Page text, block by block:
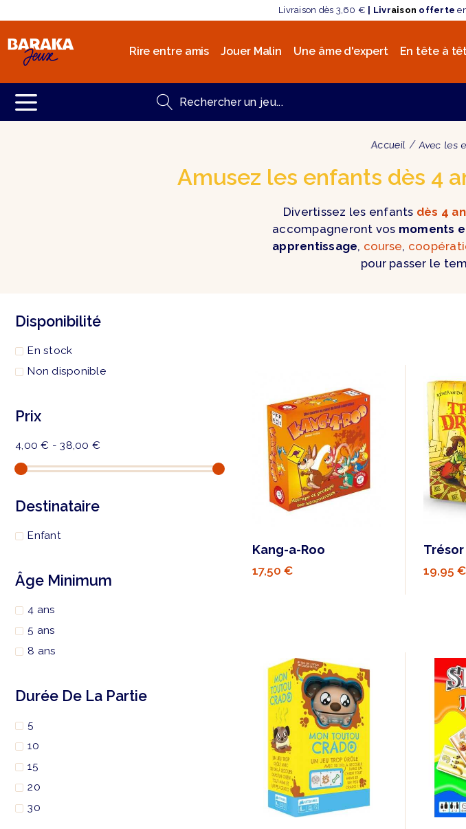
Livraison dès 3,60 € | Livraison offerte
Rire entre amis Jouer Malin Une âme d'expert En tête à
Accueil Avec les
Amusez les enfants dès 4
Divertissez les enfants dès 4
accompagneront vos moments
apprentissage, course,
pour passer le
Disponibilité
En stock
Non disponible
Prix
4,00 € - 38,00 €
Destinataire
Enfant
Âge Minimum
4 ans
5 ans
8 ans
Durée De La Partie
5
10
15
20
30
Kang-a-Roo
17,50 € 19,95 €